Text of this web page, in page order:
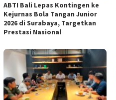
ABTI Bali Lepas Kontingen ke
Kejurnas Bola Tangan Junior
2026 di Surabaya, Targetkan
Prestasi Nasional